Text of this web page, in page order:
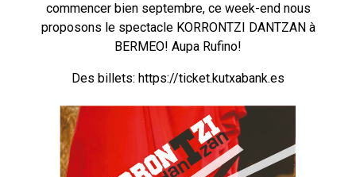
commencer bien septembre, ce week-end nous
proposons le spectacle KORRONTZI DANTZAN à
BERMEO! Aupa Rufino!
Des billets: https://ticket.kutxabank.es